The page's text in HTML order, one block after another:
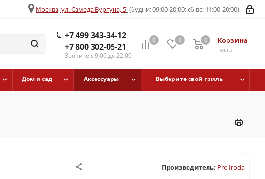
Москва, ул. Самеда Вургуна, 5 (будни: 09:00-20:00; сб,вс: 11:00-20:00)
+7 499 343-34-12
+7 800 302-05-21
Звоните с 9:00 до 22:00
0 0 Корзина
пуста
0
Дом и сад Аксессуары Выберите свой гриль
Производитель: Pro Iroda